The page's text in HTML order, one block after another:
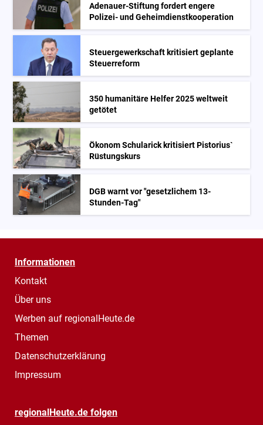
Adenauer-Stiftung fordert engere
Polizei- und Geheimdienstkooperation
Steuergewerkschaft kritisiert geplante
Steuerreform
350 humanitäre Helfer 2025 weltweit
getötet
Ökonom Schularick kritisiert Pistorius`
Rüstungskurs
DGB warnt vor "gesetzlichem 13-
Stunden-Tag"
Informationen
Kontakt
Über uns
Werben auf regionalHeute.de
Themen
Datenschutzerklärung
Impressum
regionalHeute.de folgen